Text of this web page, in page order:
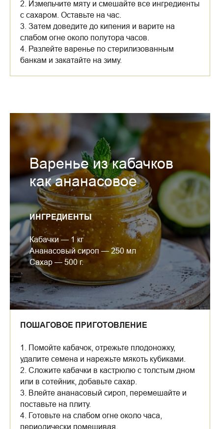
2. Измельчите мяту и смешайте все ингредиенты
с сахаром. Оставьте на час.
3. Затем доведите до кипения и варите на
слабом огне около полутора часов.
4. Разлейте варенье по стерилизованным
банкам и закатайте на зиму.
Варенье из кабачков
как ананасовое
ИНГРЕДИЕНТЫ
Кабачки — 1 кг
Ананасовый сироп — 250 мл
Сахар — 500 г.
ПОШАГОВОЕ ПРИГОТОВЛЕНИЕ
1. Помойте кабачок, отрежьте плодоножку,
удалите семена и нарежьте мякоть кубиками.
2. Сложите кабачки в кастрюлю с толстым дном
или в сотейник, добавьте сахар.
3. Влейте ананасовый сироп, перемешайте и
поставьте на плиту.
4. Готовьте на слабом огне около часа,
периодически помешивая.